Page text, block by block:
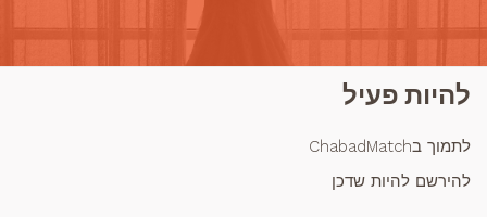
להיות פעיל
לתמוך בChabadMatch
להירשם להיות שדכן